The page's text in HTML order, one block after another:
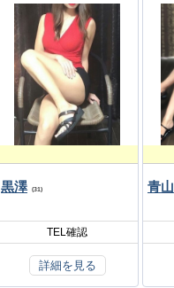
黒澤 (31)
TEL確認
詳細を見る
青山